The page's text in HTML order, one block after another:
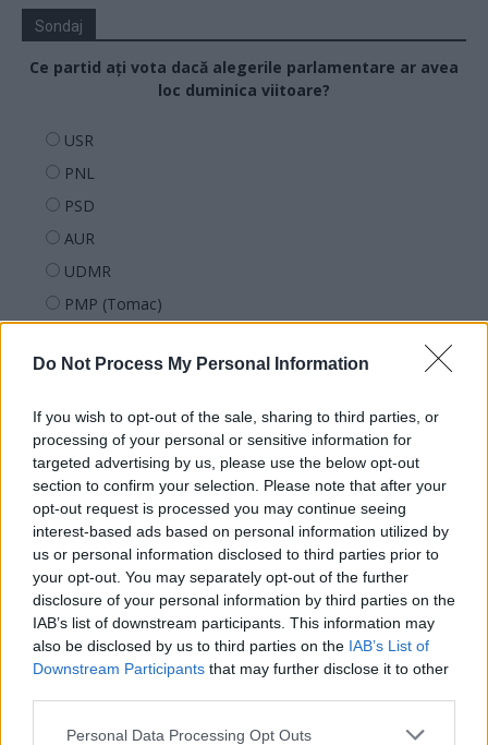
Do Not Process My Personal Information
If you wish to opt-out of the sale, sharing to third parties, or
processing of your personal or sensitive information for
targeted advertising by us, please use the below opt-out
section to confirm your selection. Please note that after your
opt-out request is processed you may continue seeing
interest-based ads based on personal information utilized by
us or personal information disclosed to third parties prior to
your opt-out. You may separately opt-out of the further
disclosure of your personal information by third parties on the
IAB’s list of downstream participants. This information may
also be disclosed by us to third parties on the IAB’s List of
Downstream Participants that may further disclose it to other
Personal Data Processing Opt Outs
Sondaj
Ce partid ați vota dacă alegerile parlamentare ar avea
loc duminica viitoare?
USR
PNL
PSD
AUR
UDMR
PMP (Tomac)
PNȚMM
SENS
SOS (Șoșoacă)
POT (Gavrilă)
PACE (Peia)
Acțiunea Conservatoare (Târziu)
PDF (Lazarus)
PUSL (D. Voiculescu)
PNȚCD (Pavelescu)
PNCR (Terheș)
Partidul Patrioților (Surugiu)